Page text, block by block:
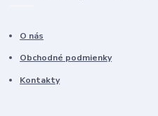
O nás
Obchodné podmienky
Kontakty